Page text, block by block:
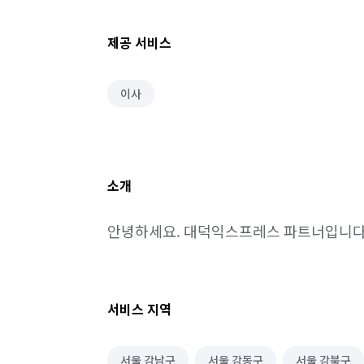
제공 서비스
이사
소개
안녕하세요. 대덕익스프레스 파트너입니
서비스 지역
서울 강남구 서울 강동구 서울 강북구